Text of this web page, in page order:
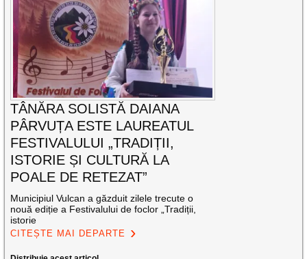
TÂNĂRA SOLISTĂ DAIANA
PÂRVUȚA ESTE LAUREATUL
FESTIVALULUI „TRADIȚII,
ISTORIE ȘI CULTURĂ LA
POALE DE RETEZAT”
Municipiul Vulcan a găzduit zilele trecute o
nouă ediție a Festivalului de foclor „Tradiții,
istorie
CITEȘTE MAI DEPARTE